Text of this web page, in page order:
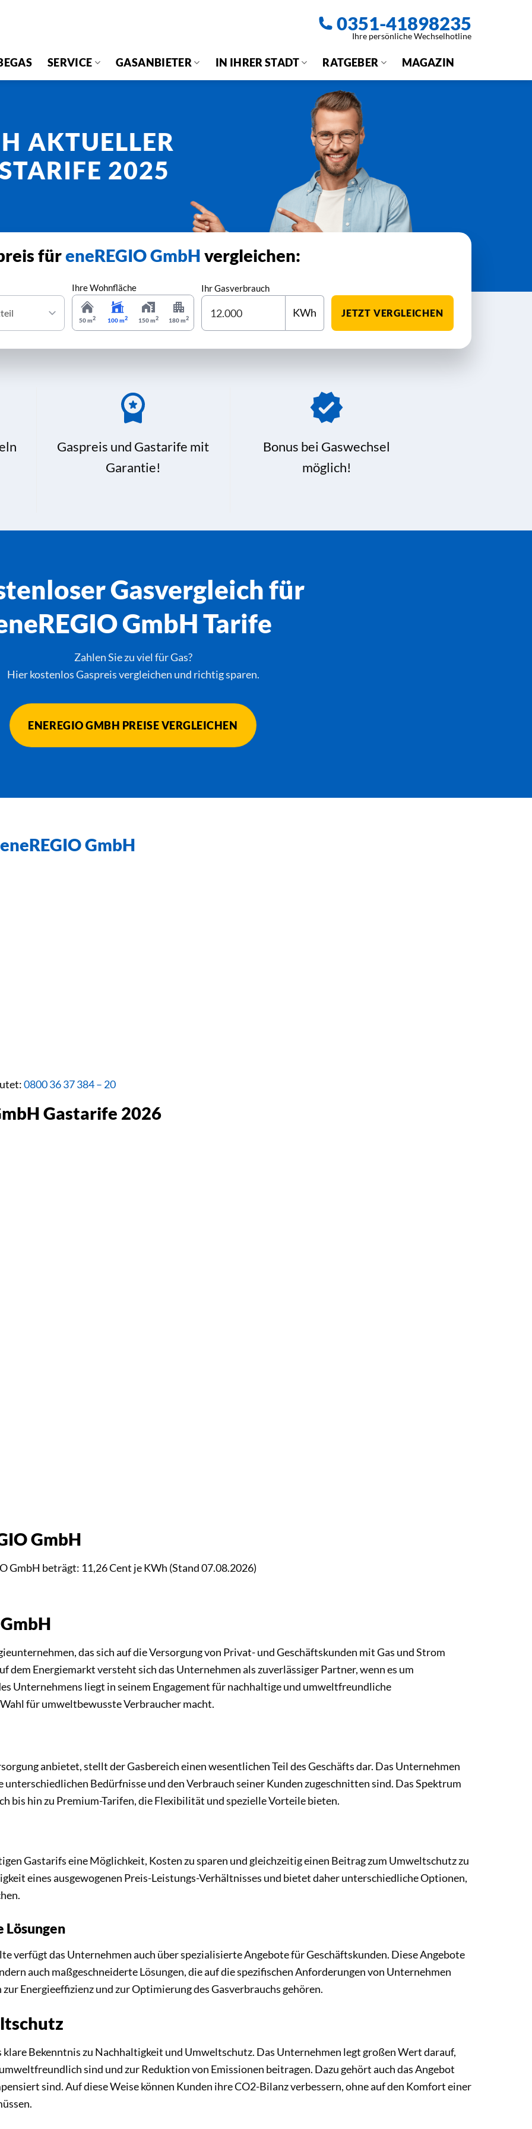
0351-41898235
Ihre persönliche Wechselhotline
SERVICE GASANBIETER IN IHRER STADT RATGEBER MAGAZIN
AKTUELLER
2025
füreneREGIO GmbH vergleichen:
Ihre Wohnfläche
50 m2 100 m2 150 m2 180 m2
Ihr Gasverbrauch
KWh JETZT VERGLEICHEN
Gaspreis und Gastarife mit
Garantie!
Bonus bei Gaswechsel
möglich!
Gasvergleich für
GmbH Tarife
Zahlen Sie zu viel für Gas?
Hier kostenlos Gaspreis vergleichen und richtig sparen.
ENEREGIO GMBH PREISE VERGLEICHEN
eneREGIO GmbH
0800 36 37 384 – 20
Gastarife 2026
GmbH
GmbH beträgt: 11,26 Cent je KWh (Stand 07.08.2026)
das sich auf die Versorgung von Privat- und Geschäftskunden mit Gas und Strom
Energiemarkt versteht sich das Unternehmen als zuverlässiger Partner, wenn es um
Unternehmens liegt in seinem Engagement für nachhaltige und umweltfreundliche
für umweltbewusste Verbraucher macht.
anbietet, stellt der Gasbereich einen wesentlichen Teil des Geschäfts dar. Das Unternehmen
Bedürfnisse und den Verbrauch seiner Kunden zugeschnitten sind. Das Spektrum
bis hin zu Premium-Tarifen, die Flexibilität und spezielle Vorteile bieten.
Gastarifs eine Möglichkeit, Kosten zu sparen und gleichzeitig einen Beitrag zum Umweltschutz zu
eines ausgewogenen Preis-Leistungs-Verhältnisses und bietet daher unterschiedliche Optionen,
Lösungen
verfügt das Unternehmen auch über spezialisierte Angebote für Geschäftskunden. Diese Angebote
auch maßgeschneiderte Lösungen, die auf die spezifischen Anforderungen von Unternehmen
Energieeffizienz und zur Optimierung des Gasverbrauchs gehören.
klare Bekenntnis zu Nachhaltigkeit und Umweltschutz. Das Unternehmen legt großen Wert darauf,
sind und zur Reduktion von Emissionen beitragen. Dazu gehört auch das Angebot
sind. Auf diese Weise können Kunden ihre CO2-Bilanz verbessern, ohne auf den Komfort einer